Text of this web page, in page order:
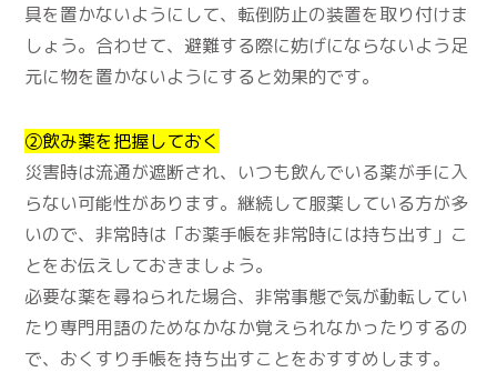
具を置かないようにして、転倒防止の装置を取り付けま
しょう。合わせて、避難する際に妨げにならないよう足
元に物を置かないようにすると効果的です。
②飲み薬を把握しておく
災害時は流通が遮断され、いつも飲んでいる薬が手に入
らない可能性があります。継続して服薬している方が多
いので、非常時は「お薬手帳を非常時には持ち出す」こ
とをお伝えしておきましょう。
必要な薬を尋ねられた場合、非常事態で気が動転してい
たり専門用語のためなかなか覚えられなかったりするの
で、おくすり手帳を持ち出すことをおすすめします。